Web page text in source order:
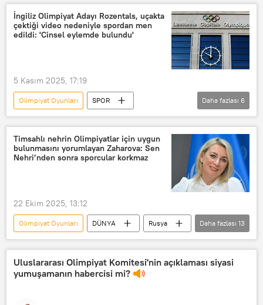
Olimpiyat Köyü
2024 Paris Olimpiyat Oyunları
İngiliz Olimpiyat Adayı Rozentals, uçakta
çektiği video nedeniyle spordan men
edildi: 'Cinsel eylemde bulundu'
5 Kasım 2025, 17:19
Olimpiyat Oyunları
SPOR
OnlyFans
meslekten men edilme
spor
Sporcu
Kano
kano
Olimpiyatlar
Daha fazlası 6
Timsahlı nehrin Olimpiyatlar için uygun
bulunmasını yorumlayan Zaharova: Sen
Nehri’nden sonra sporcular korkmaz
22 Ekim 2025, 13:12
Olimpiyat Oyunları DÜNYA
Rusya
Rusya Dışişleri Bakanlığı
Mariya Zaharova
Sen Nehri
Queensland
Telegram
Daha fazlası 13
Uluslararası Olimpiyat Komitesi'nin açıklaması siyasi
yumuşamanın habercisi mi?